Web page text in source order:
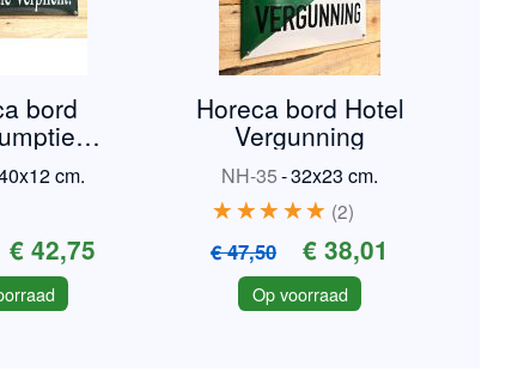
bord
cm.
€ 42,75
Horeca bord Hotel
Vergunning
NH-35-32x23 cm.
2
€ 47,50 € 38,01
Op voorraad